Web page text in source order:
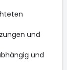
und
und